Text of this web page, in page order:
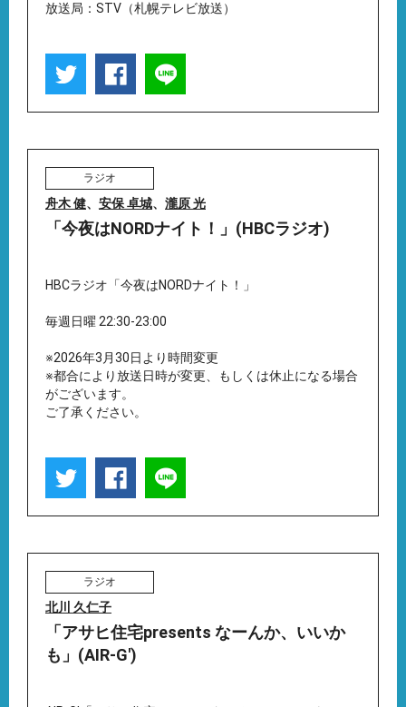
放送局：STV（札幌テレビ放送）
ラジオ
舟木 健、 安保 卓城、 瀧原 光
「今夜はNORDナイト！」(HBCラジオ)
HBCラジオ「今夜はNORDナイト！」
毎週日曜 22:30-23:00
※2026年3月30日より時間変更
※都合により放送日時が変更、もしくは休止になる場合
がございます。
ご了承ください。
ラジオ
北川 久仁子
「アサヒ住宅presents なーんか、いいか
も」(AIR-G')